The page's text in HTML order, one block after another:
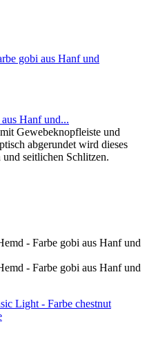
Hanf und...
Gewebeknopfleiste und
abgerundet wird dieses
seitlichen Schlitzen.